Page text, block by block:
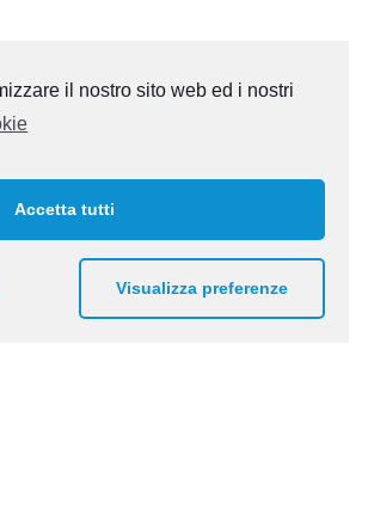
il nostro sito web ed i nostri
Accetta tutti
Visualizza preferenze